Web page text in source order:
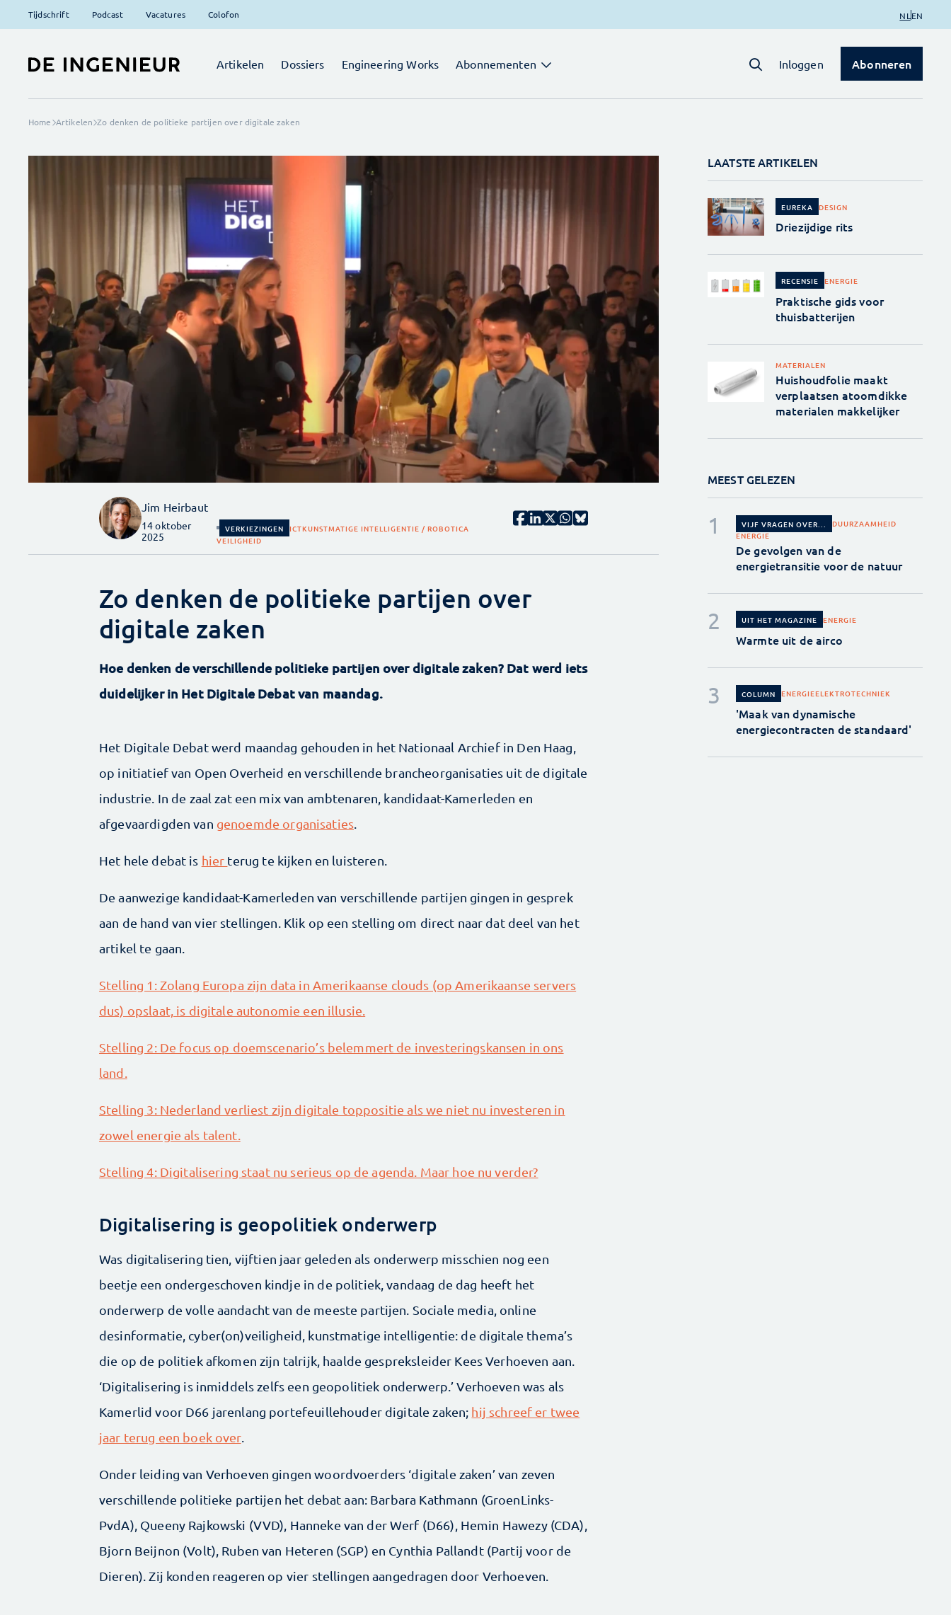
Tijdschrift Podcast Vacatures Colofon NL EN
Artikelen Dossiers Engineering Works Abonnementen Inloggen Abonneren
Home Artikelen Zo denken de politieke partijen over digitale zaken
Jim Heirbaut
14 oktober
2025
VERKIEZINGEN ICTKUNSTMATIGE INTELLIGENTIE / ROBOTICA
VEILIGHEID
Zo denken de politieke partijen over
digitale zaken
Hoe denken de verschillende politieke partijen over digitale zaken? Dat werd iets
duidelijker in Het Digitale Debat van maandag.
Het Digitale Debat werd maandag gehouden in het Nationaal Archief in Den Haag,
op initiatief van Open Overheid en verschillende brancheorganisaties uit de digitale
industrie. In de zaal zat een mix van ambtenaren, kandidaat-Kamerleden en
afgevaardigden van genoemde organisaties
Het hele debat is hier terug te kijken en luisteren.
De aanwezige kandidaat-Kamerleden van verschillende partijen gingen in gesprek
aan de hand van vier stellingen. Klik op een stelling om direct naar dat deel van het
artikel te gaan.
Stelling 1: Zolang Europa zijn data in Amerikaanse clouds (op Amerikaanse servers
dus) opslaat, is digitale autonomie een illusie.
Stelling 2: De focus op doemscenario’s belemmert de investeringskansen in ons
land.
Stelling 3: Nederland verliest zijn digitale toppositie als we niet nu investeren in
zowel energie als talent.
Stelling 4: Digitalisering staat nu serieus op de agenda. Maar hoe nu verder?
Digitalisering is geopolitiek onderwerp
Was digitalisering tien, vijftien jaar geleden als onderwerp misschien nog een
beetje een ondergeschoven kindje in de politiek, vandaag de dag heeft het
onderwerp de volle aandacht van de meeste partijen. Sociale media, online
desinformatie, cyber(on)veiligheid, kunstmatige intelligentie: de digitale thema’s
die op de politiek afkomen zijn talrijk, haalde gespreksleider Kees Verhoeven aan.
‘Digitalisering is inmiddels zelfs een geopolitiek onderwerp.’ Verhoeven was als
Kamerlid voor D66 jarenlang portefeuillehouder digitale zaken; hij schreef er twee
jaar terug een boek over.
Onder leiding van Verhoeven gingen woordvoerders ‘digitale zaken’ van zeven
verschillende politieke partijen het debat aan: Barbara Kathmann (GroenLinks-
PvdA), Queeny Rajkowski (VVD), Hanneke van der Werf (D66), Hemin Hawezy (CDA),
Bjorn Beijnon (Volt), Ruben van Heteren (SGP) en Cynthia Pallandt (Partij voor de
Dieren). Zij konden reageren op vier stellingen aangedragen door Verhoeven.
LAATSTE ARTIKELEN
EUREKA DESIGN
Driezijdige rits
RECENSIE ENERGIE
Praktische gids voor
thuisbatterijen
MATERIALEN
Huishoudfolie maakt
verplaatsen atoomdikke
materialen makkelijker
MEEST GELEZEN
VIJF VRAGEN OVER...
DUURZAAMHEID
ENERGIE
De gevolgen van de
energietransitie voor de natuur
UIT HET MAGAZINE ENERGIE
Warmte uit de airco
COLUMN ENERGIEELEKTROTECHNIEK
'Maak van dynamische
energiecontracten de standaard'